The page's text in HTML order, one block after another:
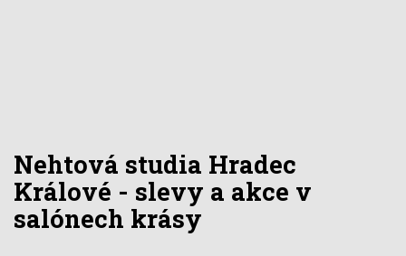
Nehtová studia Hradec
Králové - slevy a akce v
salónech krásy